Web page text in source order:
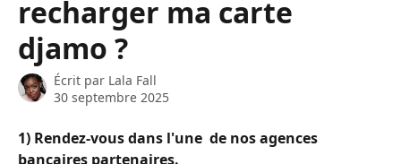
recharger ma carte
djamo ?
Écrit par Lala Fall
30 septembre 2025
1) Rendez-vous dans l'une  de nos agences
bancaires partenaires.